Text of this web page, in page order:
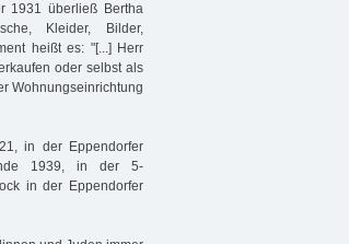
1931 überließ Bertha
Kleider, Bilder,
heißt es: "[...] Herr
oder selbst als
Wohnungseinrichtung
in der Eppendorfer
1939, in der 5-
in der Eppendorfer